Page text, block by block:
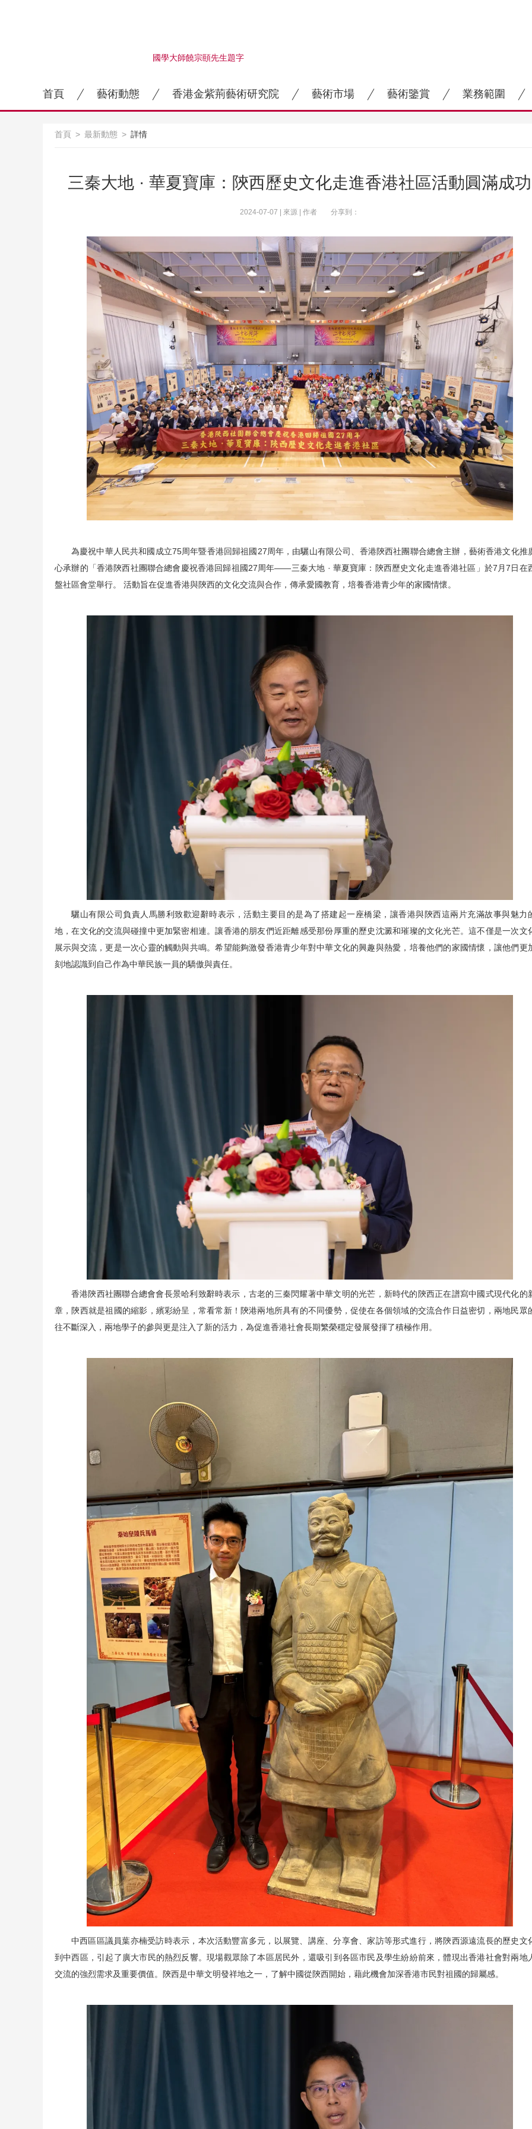
國學大師饒宗頤先生題字
首頁 藝術動態 香港金紫荊藝術研究院 藝術市場 藝術鑒賞 業務範圍
首頁 > 最新動態 > 詳情
三秦大地 · 華夏寶庫：陝西歷史文化走進香港社區活動圓滿成功
2024-07-07 | 來源 | 作者 分享到：
為慶祝中華人民共和國成立75周年暨香港回歸祖國27周年，由驪山有限公司、香港陝西社團聯合總會主辦，藝術香港文化推
心承辦的「香港陝西社團聯合總會慶祝香港回歸祖國27周年——三秦大地 · 華夏寶庫：陝西歷史文化走進香港社區」於7月7日在
盤社區會堂舉行。 活動旨在促進香港與陝西的文化交流與合作，傳承愛國教育，培養香港青少年的家國情懷。
驪山有限公司負責人馬勝利致歡迎辭時表示，活動主要目的是為了搭建起一座橋梁，讓香港與陝西這兩片充滿故事與魅力
地，在文化的交流與碰撞中更加緊密相連。讓香港的朋友們近距離感受那份厚重的歷史沈澱和璀璨的文化光芒。這不僅是一次文
展示與交流，更是一次心靈的觸動與共鳴。希望能夠激發香港青少年對中華文化的興趣與熱愛，培養他們的家國情懷，讓他們更
刻地認識到自己作為中華民族一員的驕傲與責任。
香港陝西社團聯合總會會長景哈利致辭時表示，古老的三秦閃耀著中華文明的光芒，新時代的陝西正在譜寫中國式現代化的
章，陝西就是祖國的縮影，繽彩紛呈，常看常新！陝港兩地所具有的不同優勢，促使在各個領域的交流合作日益密切，兩地民眾
往不斷深入，兩地學子的參與更是注入了新的活力，為促進香港社會長期繁榮穩定發展發揮了積極作用。
中西區區議員葉亦楠受訪時表示，本次活動豐富多元，以展覽、講座、分享會、家訪等形式進行，將陝西源遠流長的歷史文
到中西區，引起了廣大市民的熱烈反響。現場觀眾除了本區居民外，還吸引到各區市民及學生紛紛前來，體現出香港社會對兩地
交流的強烈需求及重要價值。陝西是中華文明發祥地之一，了解中國從陝西開始，藉此機會加深香港市民對祖國的歸屬感。